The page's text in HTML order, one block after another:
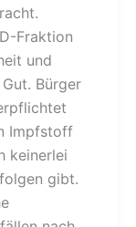
Fraktion
und
Bürger
Impfstoff
keinerlei
gibt.